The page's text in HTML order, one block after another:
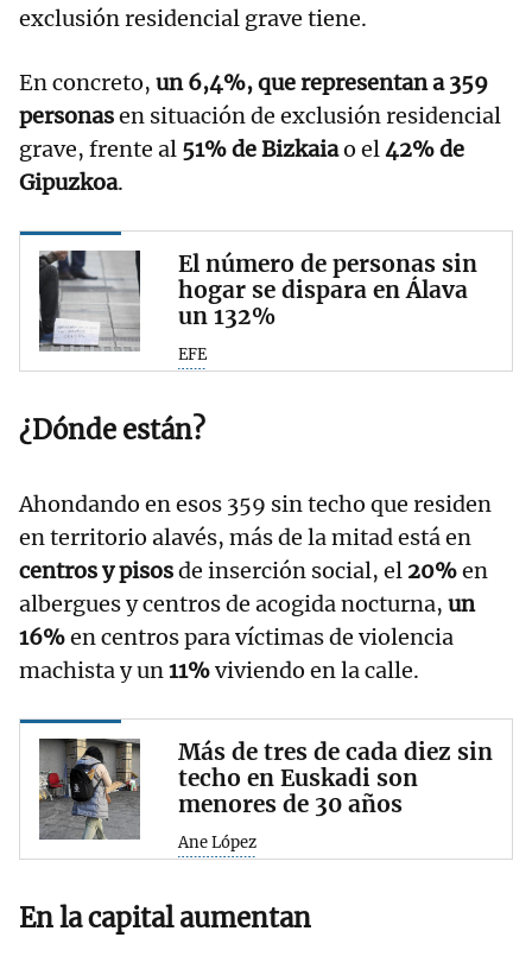
exclusión residencial grave tiene.
En concreto, un 6,4%, que representan a 359
personasen situación de exclusión residencial
grave, frente al 51% de Bizkaiao el42% de
Gipuzkoa.
El número de personas sin
hogar se dispara en Álava
un 132%
EFE
¿Dónde están?
Ahondando en esos 359 sin techo que residen
en territorio alavés, más de la mitad está en
centros y pisosde inserción social, el 20%en
albergues y centros de acogida nocturna, un
16%en centros para víctimas de violencia
machista y un11%viviendo en la calle.
Más de tres de cada diez sin
techo en Euskadi son
menores de 30 años
Ane López
En la capital aumentan